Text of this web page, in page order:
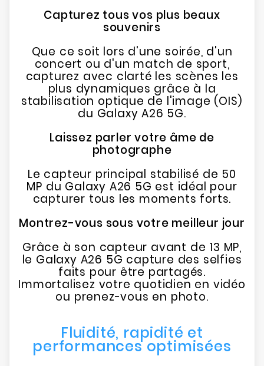
Capturez tous vos plus beaux
souvenirs
Que ce soit lors d'une soirée, d'un
concert ou d'un match de sport,
capturez avec clarté les scènes les
plus dynamiques grâce à la
stabilisation optique de l'image (OIS)
du Galaxy A26 5G.
Laissez parler votre âme de
photographe
Le capteur principal stabilisé de 50
MP du Galaxy A26 5G est idéal pour
capturer tous les moments forts.
Montrez-vous sous votre meilleur jour
Grâce à son capteur avant de 13 MP,
le Galaxy A26 5G capture des selfies
faits pour être partagés.
Immortalisez votre quotidien en vidéo
ou prenez-vous en photo.
Fluidité, rapidité et
performances optimisées